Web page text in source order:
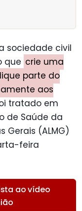
sociedade civil
que crie uma
parte do
aos
tratado em
de Saúde da
Gerais (ALMG)
feira
ao vídeo